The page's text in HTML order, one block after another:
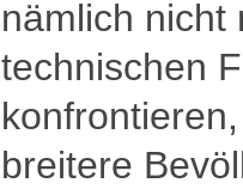
nämlich nicht
technischen
breitere